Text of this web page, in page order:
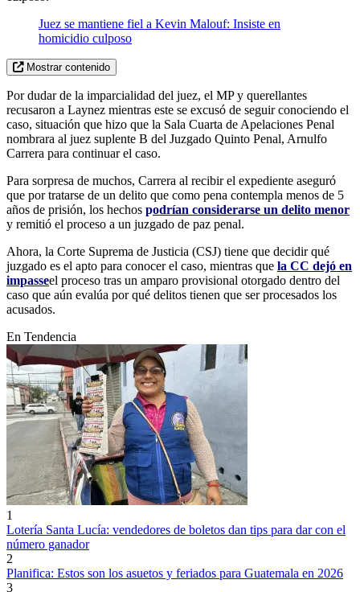
Juez se mantiene fiel a Kevin Malouf: Insiste en
homicidio culposo
Mostrar contenido
Por dudar de la imparcialidad del juez, el MP y querellantes
recusaron a Laynez mientras este se excusó de seguir conociendo el
caso, situación que hizo que la Sala Cuarta de Apelaciones Penal
nombrara al juez suplente B del Juzgado Quinto Penal, Arnulfo
Carrera para continuar el caso.
Para sorpresa de muchos, Carrera al recibir el expediente aseguró
que por tratarse de un delito que como pena contempla menos de 5
años de prisión, los hechos podrían considerarse un delito menor
y remitió el proceso a un juzgado de paz penal.
Ahora, la Corte Suprema de Justicia (CSJ) tiene que decidir qué
juzgado es el apto para conocer el caso, mientras que la CC dejó en
impasseel proceso tras un amparo provisional otorgado dentro del
caso que aún evalúa por qué delitos tienen que ser procesados los
acusados.
En Tendencia
1
Lotería Santa Lucía: vendedores de boletos dan tips para dar con el
número ganador
2
Planifica: Estos son los asuetos y feriados para Guatemala en 2026
3